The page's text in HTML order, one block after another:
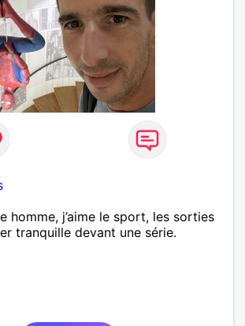
homme, j’aime le sport, les sorties
tranquille devant une série.